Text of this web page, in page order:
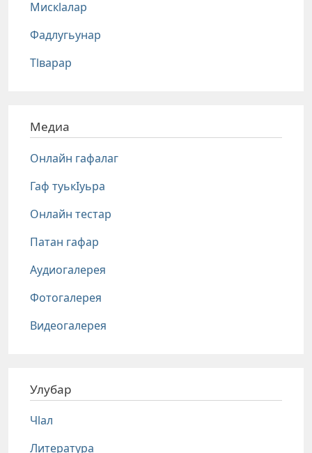
Мискlалар
Фадлугьунар
Тlварар
Медиа
Онлайн гафалаг
Гаф туькIуьра
Онлайн тестар
Патан гафар
Аудиогалерея
Фотогалерея
Видеогалерея
Улубар
Чlал
Литература